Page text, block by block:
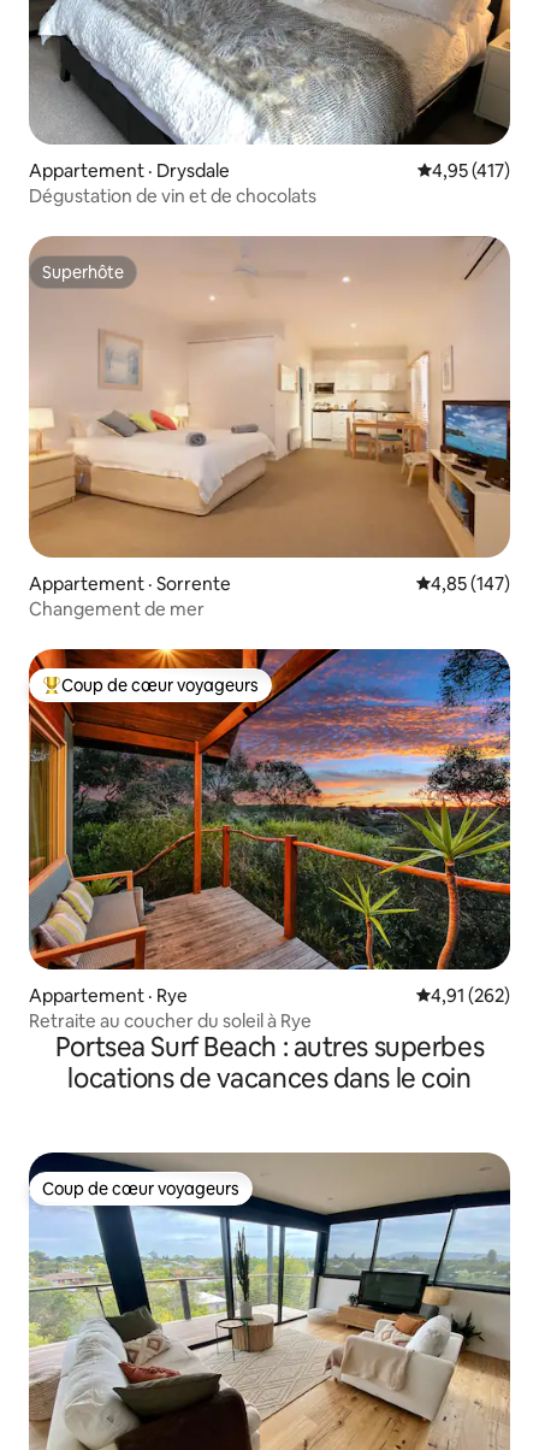
Appartement · Drysdale Note
4,95 (417)
Dégustation de vin et de chocolats
Superhôte
Superhôte
Appartement · Sorrente Note
4,85 (147)
Changement de mer
Coup de cœur voyageurs parmi les plus aimés
Coup de cœur voyageurs
Appartement · Rye Note
4,91 (262)
Retraite au coucher du soleil à Rye
Portsea Surf Beach : autres superbes
locations de vacances dans le coin
Coup de cœur voyageurs
Coup de cœur voyageurs